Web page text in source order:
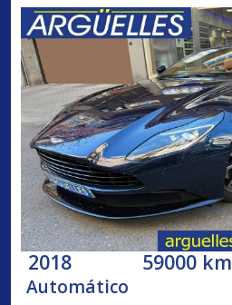
2018 59000 km
Automático